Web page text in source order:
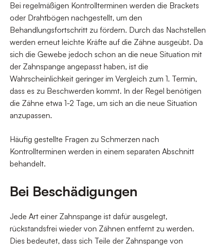
Bei regelmäßigen Kontrollterminen werden die Brackets
oder Drahtbögen nachgestellt, um den
Behandlungsfortschritt zu fördern. Durch das Nachstellen
werden erneut leichte Kräfte auf die Zähne ausgeübt. Da
sich die Gewebe jedoch schon an die neue Situation mit
der Zahnspange angepasst haben, ist die
Wahrscheinlichkeit geringer im Vergleich zum 1. Termin,
dass es zu Beschwerden kommt. In der Regel benötigen
die Zähne etwa 1-2 Tage, um sich an die neue Situation
anzupassen.
Häufig gestellte Fragen zu Schmerzen nach
Kontrollterminen werden in einem separaten Abschnitt
behandelt.
Bei Beschädigungen
Jede Art einer Zahnspange ist dafür ausgelegt,
rückstandsfrei wieder von Zähnen entfernt zu werden.
Dies bedeutet, dass sich Teile der Zahnspange von